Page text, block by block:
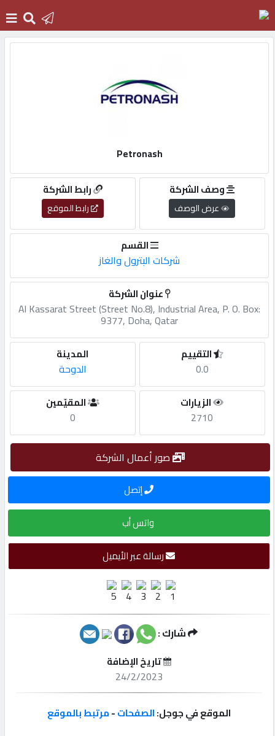
English
مطلوب
طلب
الاحصائيات
الأقسام
شركات
إبحث
إتصل
المنتدى
Petronash
رابط الشركة
رابط الموقع
وصف الشركة
عرض الوصف
القسم
شركات البترول والغاز
عنوان الشركة
Al Kassarat Street (Street No.8), Industrial Area, P. O. Box:
9377, Doha, Qatar
المدينة
الدوحة
التقييم
0.0
المقيّمين
0
الزيارات
2710
صور أعمال الشركة
إتصل
واتس أب
رسالة عبر الأيميل
شارك :
تاريخ الإضافة
24/2/2023
الموقع في جوجل:الصفحات-مرتبط بالموقع